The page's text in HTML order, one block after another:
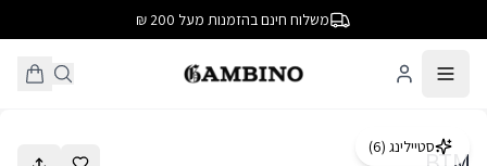
משלוח חינם בהזמנות מעל 200 ₪
12
סטיילינג (6
)